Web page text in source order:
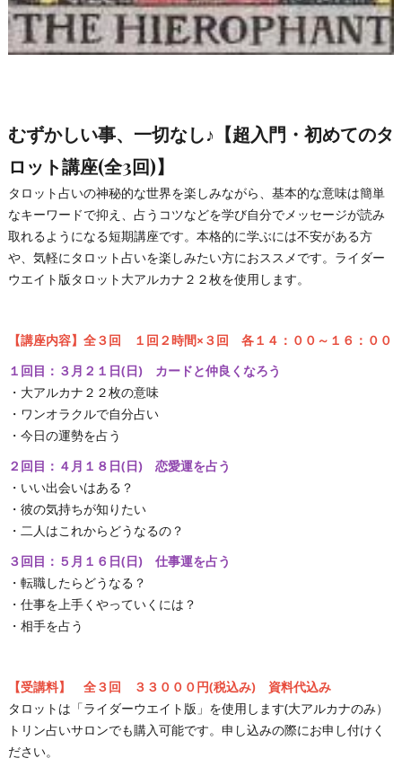
むずかしい事、一切なし♪【超入門・初めてのタ
ロット講座(全3回)】
タロット占いの神秘的な世界を楽しみながら、基本的な意味は簡単
なキーワードで抑え、占うコツなどを学び自分でメッセージが読み
取れるようになる短期講座です。本格的に学ぶには不安がある方
や、気軽にタロット占いを楽しみたい方におススメです。ライダー
ウエイト版タロット大アルカナ２２枚を使用します。
【講座内容】全３回 １回２時間×３回 各１４：００～１６：００
１回目：３月２１日(日) カードと仲良くなろう
・大アルカナ２２枚の意味
・ワンオラクルで自分占い
・今日の運勢を占う
２回目：４月１８日(日) 恋愛運を占う
・いい出会いはある？
・彼の気持ちが知りたい
・二人はこれからどうなるの？
３回目：５月１６日(日) 仕事運を占う
・転職したらどうなる？
・仕事を上手くやっていくには？
・相手を占う
【受講料】 全３回 ３３０００円(税込み) 資料代込み
タロットは「ライダーウエイト版」を使用します(大アルカナのみ）
トリン占いサロンでも購入可能です。申し込みの際にお申し付けく
ださい。